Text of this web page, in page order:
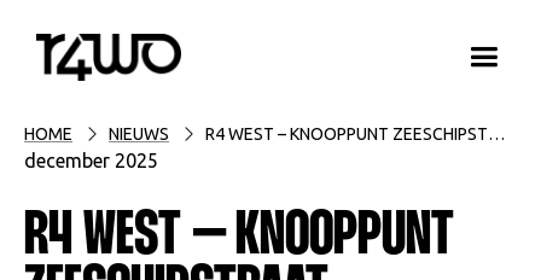
HOME NIEUWS R4 WEST – KNOOPPUNT ZEESCHIPSTRAAT–EVERGEMSESTEENWEG – OVERSTEKENDE KRANEN IN DE NACHT VAN 11 OP 12 JANUARI
december 2025
R4 WEST – KNOOPPUNT